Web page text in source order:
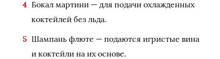
Бокал мартини — для подачи охлажденных
коктейлей без льда.
Шампань флюте — подаются игристые вина
и коктейли на их основе.